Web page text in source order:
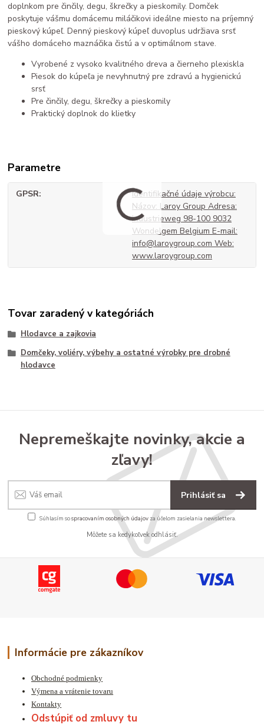
doplnkom pre činčily, degu, škrečky a pieskomily. Domček
poskytuje vášmu domácemu miláčikovi ideálne miesto na príjemný
pieskový kúpeľ. Denný pieskový kúpeľ duvoplus udržiava srsť
vášho domáceho maznáčika čistú a v optimálnom stave.
Vyrobené z vysoko kvalitného dreva a čierneho plexiskla
Piesok do kúpeľa je nevyhnutný pre zdravú a hygienickú
srsť
Pre činčily, degu, škrečky a pieskomily
Praktický doplnok do klietky
Parametre
GPSR
Identifikačné údaje výrobcu:
Názov: Laroy Group Adresa:
Industrieweg 98-100 9032
Wondelgem Belgium E-mail:
info@laroygroup.com Web:
www.laroygroup.com
Tovar zaradený v kategóriách
Hlodavce a zajkovia
Domčeky, voliéry, výbehy a ostatné výrobky pre drobné
hlodavce
Nepremeškajte novinky, akcie a
zľavy!
Prihlásiť sa
Súhlasím sospracovaním osobných údajov za účelom zasielania newslettera.
Môžete sa kedykoľvek odhlásiť.
Informácie pre zákazníkov
Obchodné podmienky
Výmena a vrátenie tovaru
Kontakty
Odstúpiť od zmluvy tu